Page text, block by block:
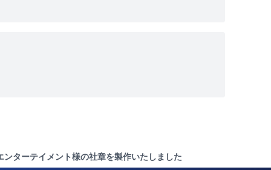
ターテイメント様の社章を製作いたしました